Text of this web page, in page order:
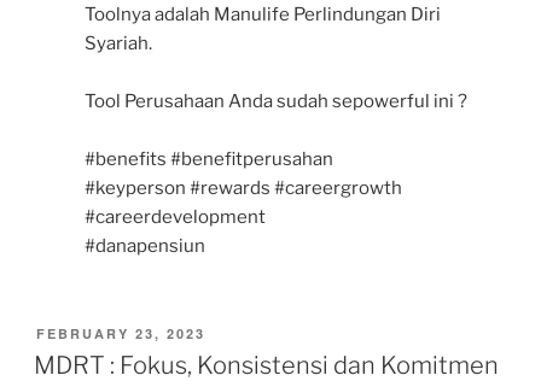
Toolnya adalah Manulife Perlindungan Diri
Syariah.
Tool Perusahaan Anda sudah sepowerful ini ?
#benefits #benefitperusahan
#keyperson #rewards #careergrowth
#careerdevelopment
#danapensiun
POSTED
ON
FEBRUARY 23, 2023
MDRT : Fokus, Konsistensi dan Komitmen